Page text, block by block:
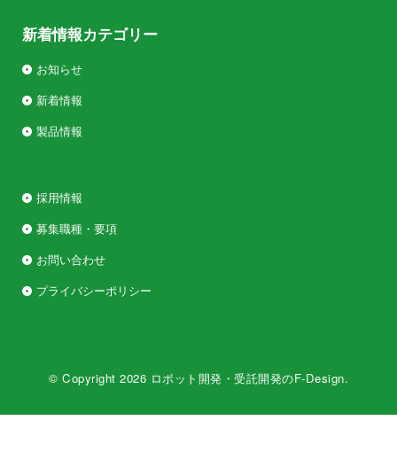
新着情報カテゴリー
お知らせ
新着情報
製品情報
採用情報
募集職種・要項
お問い合わせ
プライバシーポリシー
© Copyright 2026 ロボット開発・受託開発のF-Design.